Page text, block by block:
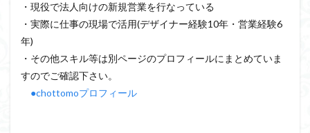
・現役で法人向けの新規営業を行なっている
・実際に仕事の現場で活用(デザイナー経験10年・営業経験6
年)
・その他スキル等は別ページのプロフィールにまとめていま
すのでご確認下さい。
●chottomoプロフィール